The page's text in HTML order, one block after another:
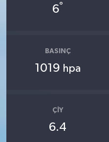
6°
BASINÇ
1019 hpa
ÇIY
6.4